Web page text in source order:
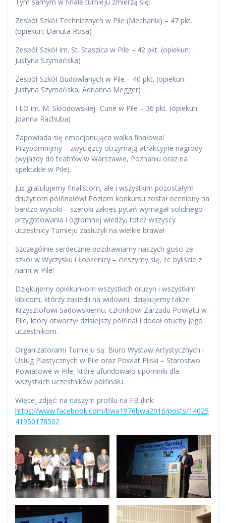
Zespół Szkół Technicznych w Pile (Mechanik) – 47 pkt.
(opiekun: Danuta Rosa)
Zespół Szkół im. St. Staszica w Pile – 42 pkt. (opiekun:
Justyna Szymańska)
Zespół Szkół Budowlanych w Pile – 40 pkt. (opiekun:
Justyna Szymańska, Adrianna Megger)
I LO im. M. Skłodowskiej- Curie w Pile – 36 pkt. (opiekun:
Joanna Rachuba)
Zapowiada się emocjonująca walka finałowa!
Przypomnijmy – zwycięzcy otrzymają atrakcyjne nagrody
(wyjazdy do teatrów w Warszawie, Poznaniu oraz na
spektakle w Pile).
Już gratulujemy finalistom, ale i wszystkim pozostałym
drużynom półfinałów! Poziom konkursu został oceniony na
bardzo wysoki – szeroki zakres pytań wymagał solidnego
przygotowania i ogromnej wiedzy, toteż wszyscy
uczestnicy Turnieju zasłużyli na wielkie brawa!
Szczególnie serdecznie pozdrawiamy naszych gości ze
szkół w Wyrzysku i Łobżenicy – cieszymy się, że byliście z
nami w Pile!
Dziękujemy opiekunkom wszystkich drużyn i wszystkim
kibicom, którzy zasiedli na widowni, dziękujemy także
Krzysztofowi Sadowskiemu, członkowi Zarządu Powiatu w
Pile, który otworzył dzisiejszy półfinał i dodał otuchy jego
uczestnikom.
Organizatorami Turnieju są: Biuro Wystaw Artystycznych i
Usług Plastycznych w Pile oraz Powiat Pilski – Starostwo
Powiatowe w Pile, które ufundowało upominki dla
wszystkich uczestników półfinału.
Więcej zdjęć: na naszym profilu na FB (link:
https://www.facebook.com/bwa1976bwa2016/posts/14025
41950178502